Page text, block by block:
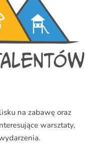
na zabawę oraz
warsztaty,